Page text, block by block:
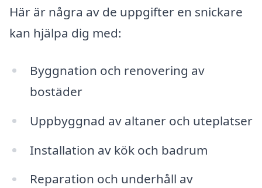
Här är några av de uppgifter en snickare
kan hjälpa dig med:
Byggnation och renovering av
bostäder
Uppbyggnad av altaner och uteplatser
Installation av kök och badrum
Reparation och underhåll av